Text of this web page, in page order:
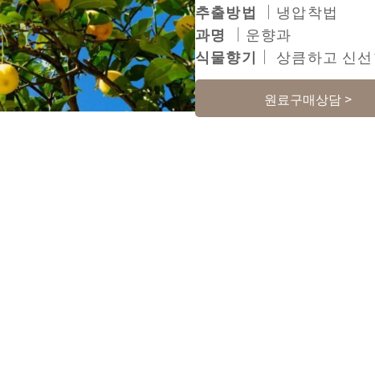
추출방법
｜냉압착법
과명
｜운향과
식물향기 ｜ 상큼하고 신
원료구매상담 >